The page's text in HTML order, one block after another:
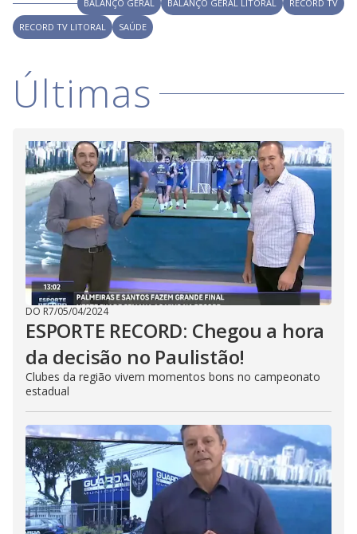
i
d
e
o
BALANÇO GERAL BALANÇO GERAL LITORAL
RECORD TV
RECORD TV LITORAL
SAÚDE
Últimas
DO R7/05/04/2024
ESPORTE RECORD: Chegou a hora
da decisão no Paulistão!
Clubes da região vivem momentos bons no campeonato
estadual